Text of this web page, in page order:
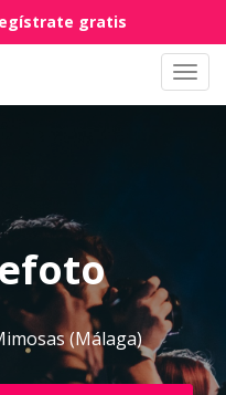
gratis
(Málaga)